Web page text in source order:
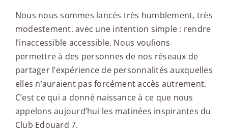
Nous nous sommes lancés très humblement, très
modestement, avec une intention simple : rendre
l’inaccessible accessible. Nous voulions
permettre à des personnes de nos réseaux de
partager l’expérience de personnalités auxquelles
elles n’auraient pas forcément accès autrement.
C’est ce qui a donné naissance à ce que nous
appelons aujourd’hui les matinées inspirantes du
Club Edouard 7.